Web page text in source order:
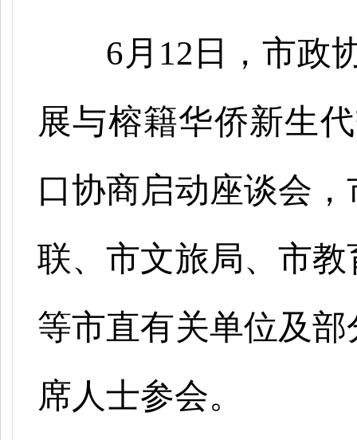
6月12日，市政
展与榕籍华侨新生
口协商启动座谈会
联、市文旅局、市
等市直有关单位及
席人士参会。